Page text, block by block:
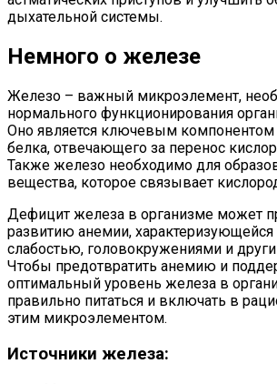
дыхательной системы.
Немного о железе
Железо – важный микроэлемент,
нормального функционирования
Оно является ключевым компонентом
белка, отвечающего за перенос
Также железо необходимо для
вещества, которое связывает
Дефицит железа в организме может
развитию анемии,
слабостью, головокружениями и
Чтобы предотвратить анемию и
оптимальный уровень железа в
правильно питаться и включать в
этим микроэлементом.
Источники железа: